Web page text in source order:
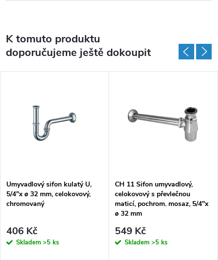
K tomuto produktu
doporučujeme ještě dokoupit
Umyvadlový sifon kulatý U,
5/4"x ø 32 mm, celokovový,
chromovaný
406 Kč
Skladem >5 ks
CH 11 Sifon umyvadlový,
celokovový s převlečnou
maticí, pochrom. mosaz, 5/4"x
ø 32 mm
549 Kč
Skladem >5 ks